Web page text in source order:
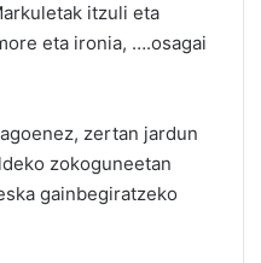
itzuli eta
eta ironia, ….osagai
zertan jardun
zokoguneetan
gainbegiratzeko